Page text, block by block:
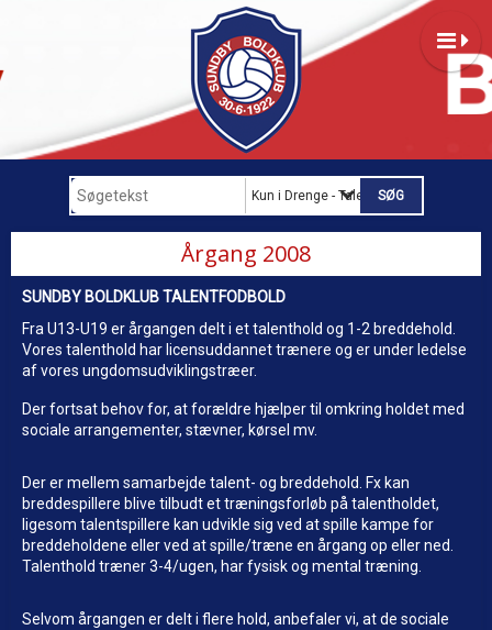
Kun i Drenge - Talent
Årgang 2008
SUNDBY BOLDKLUB TALENTFODBOLD
Fra U13-U19 er årgangen delt i et talenthold og 1-2 breddehold.
Vores talenthold har licensuddannet trænere og er under ledelse
af vores ungdomsudviklingstræer.
Der fortsat behov for, at forældre hjælper til omkring holdet med
sociale arrangementer, stævner, kørsel mv.
Der er mellem samarbejde talent- og breddehold. Fx kan
breddespillere blive tilbudt et træningsforløb på talentholdet,
ligesom talentspillere kan udvikle sig ved at spille kampe for
breddeholdene eller ved at spille/træne en årgang op eller ned.
Talenthold træner 3-4/ugen, har fysisk og mental træning.
Selvom årgangen er delt i flere hold, anbefaler vi, at de sociale